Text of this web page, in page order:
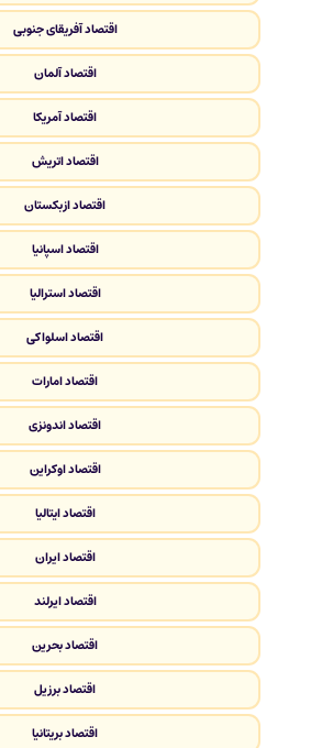
اقتصاد آفریقای جنوبی
اقتصاد آلمان
اقتصاد آمریکا
اقتصاد اتریش
اقتصاد ازبکستان
اقتصاد اسپانیا
اقتصاد استرالیا
اقتصاد اسلواکی
اقتصاد امارات
اقتصاد اندونزی
اقتصاد اوکراین
اقتصاد ایتالیا
اقتصاد ایران
اقتصاد ایرلند
اقتصاد بحرین
اقتصاد برزیل
اقتصاد بریتانیا